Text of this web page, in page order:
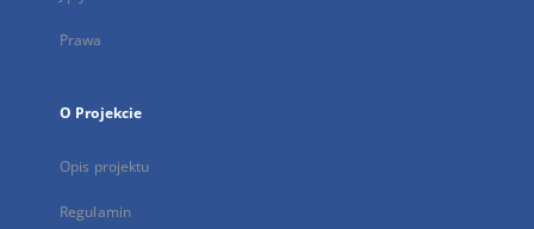
Prawa
O Projekcie
Opis projektu
Regulamin